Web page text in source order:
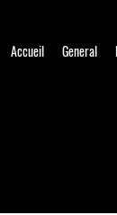
Accueil General